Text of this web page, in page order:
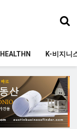
HEALTHN K-비지니